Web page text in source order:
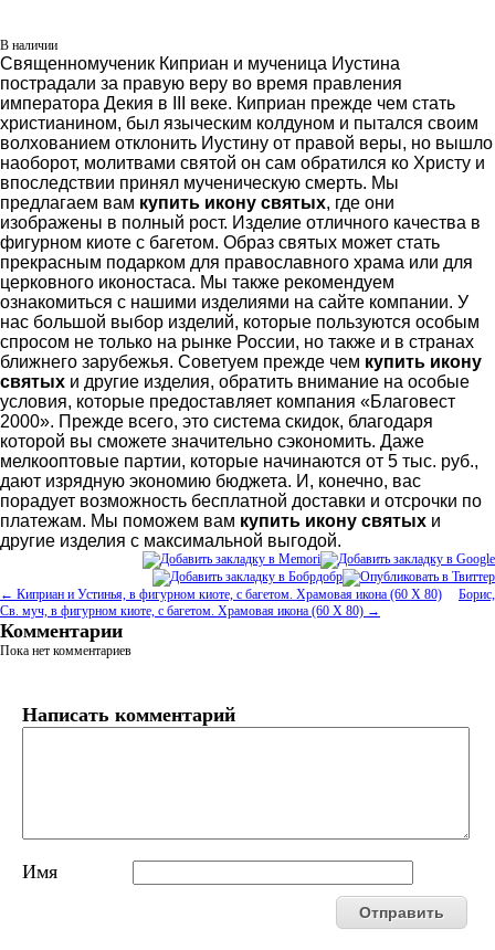
В наличии
Священномученик Киприан и мученица Иустина
пострадали за правую веру во время правления
императора Декия в III веке. Киприан прежде чем стать
христианином, был языческим колдуном и пытался своим
волхованием отклонить Иустину от правой веры, но вышло
наоборот, молитвами святой он сам обратился ко Христу и
впоследствии принял мученическую смерть. Мы
предлагаем вам купить икону святых, где они
изображены в полный рост. Изделие отличного качества в
фигурном киоте с багетом. Образ святых может стать
прекрасным подарком для православного храма или для
церковного иконостаса. Мы также рекомендуем
ознакомиться с нашими изделиями на сайте компании. У
нас большой выбор изделий, которые пользуются особым
спросом не только на рынке России, но также и в странах
ближнего зарубежья. Советуем прежде чем купить икону
святых и другие изделия, обратить внимание на особые
условия, которые предоставляет компания «Благовест
2000». Прежде всего, это система скидок, благодаря
которой вы сможете значительно сэкономить. Даже
мелкооптовые партии, которые начинаются от 5 тыс. руб.,
дают изрядную экономию бюджета. И, конечно, вас
порадует возможность бесплатной доставки и отсрочки по
платежам. Мы поможем вам купить икону святых и
другие изделия с максимальной выгодой.
← Киприан и Устинья, в фигурном киоте, с багетом. Храмовая икона (60 Х 80)
Борис,
Св. муч, в фигурном киоте, с багетом. Храмовая икона (60 Х 80) →
Комментарии
Пока нет комментариев
Написать комментарий
Имя